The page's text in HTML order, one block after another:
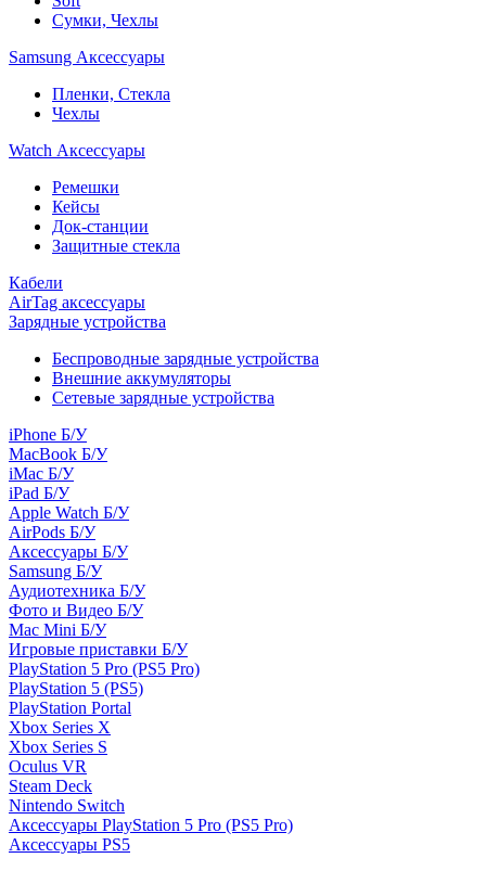
Сумки, Чехлы
Samsung Аксессуары
Пленки, Стекла
Чехлы
Watch Аксессуары
Ремешки
Кейсы
Док-станции
Защитные стекла
Кабели
AirTag аксессуары
Зарядные устройства
Беспроводные зарядные устройства
Внешние аккумуляторы
Сетевые зарядные устройства
iPhone Б/У
MacBook Б/У
iMac Б/У
iPad Б/У
Apple Watch Б/У
AirPods Б/У
Аксессуары Б/У
Samsung Б/У
Аудиотехника Б/У
Фото и Видео Б/У
Mac Mini Б/У
Игровые приставки Б/У
PlayStation 5 Pro (PS5 Pro)
PlayStation 5 (PS5)
PlayStation Portal
Xbox Series X
Xbox Series S
Oculus VR
Steam Deck
Nintendo Switch
Аксессуары PlayStation 5 Pro (PS5 Pro)
Аксессуары PS5